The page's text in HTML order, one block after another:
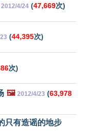
2012/4/24 (47,669次)
(44,395次)
次)
🖼️ 2012/4/23 (63,978
只有造谣的地步